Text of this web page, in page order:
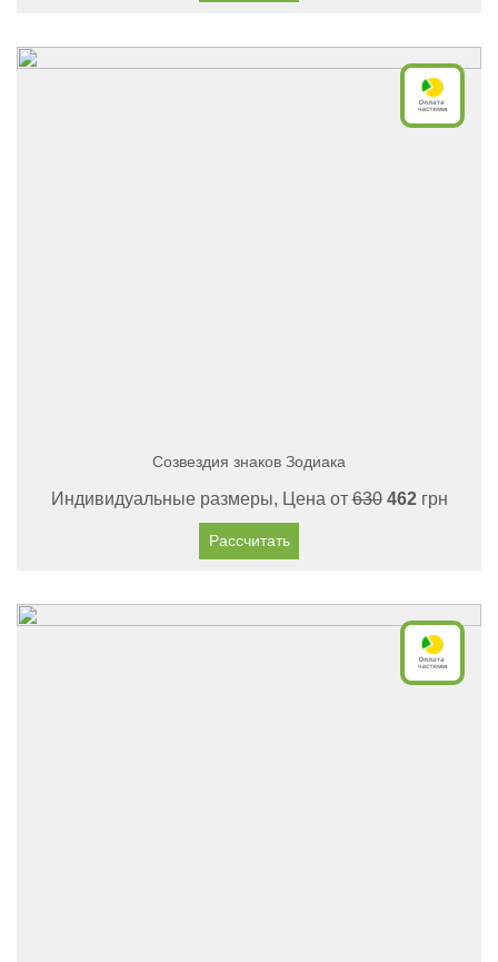
Созвездия знаков Зодиака
Индивидуальные размеры, Цена от630 462грн
Рассчитать